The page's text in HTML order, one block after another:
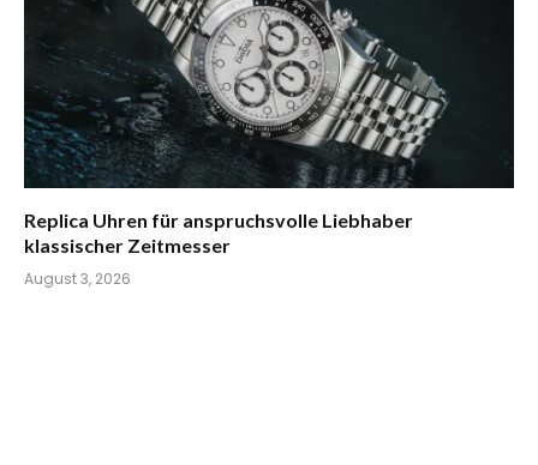
Replica Uhren für anspruchsvolle Liebhaber
klassischer Zeitmesser
August 3, 2026